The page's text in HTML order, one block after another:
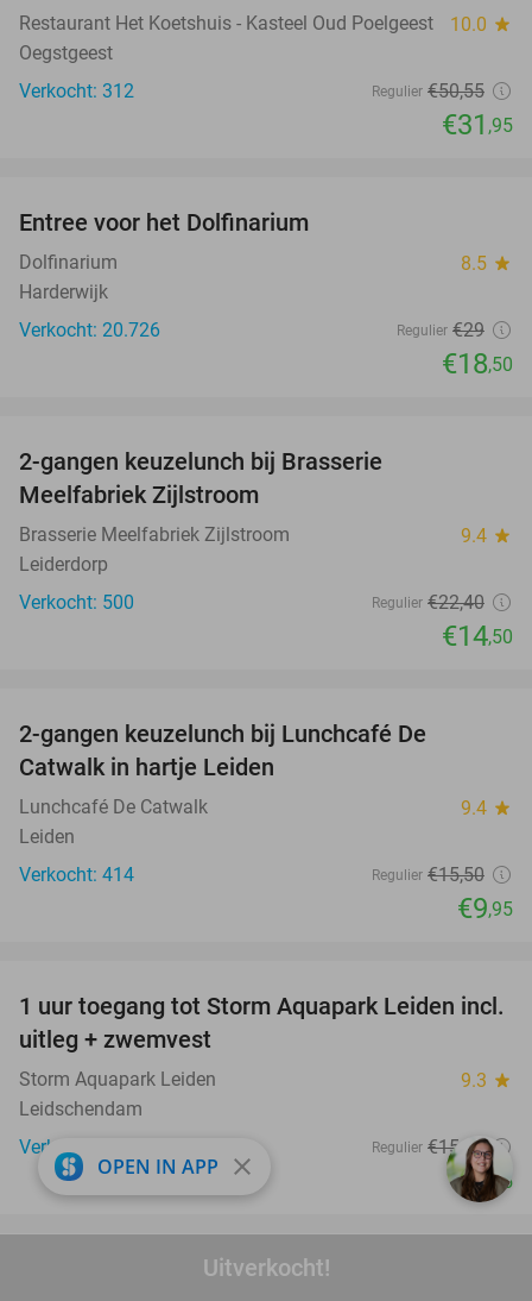
Uitverkocht!
Restaurant Het Koetshuis - Kasteel Oud Poelgeest 10.0 star
Oegstgeest
Verkocht: 312
Regulier €50,55
€31 ,95
Entree voor het Dolfinarium
Dolfinarium 8.5 star
Harderwijk
Verkocht: 20.726
Regulier €29
€18,50
2-gangen keuzelunch bij Brasserie
Meelfabriek Zijlstroom
Brasserie Meelfabriek Zijlstroom 9.4 star
Leiderdorp
Verkocht: 500
Regulier €22,40
€14,50
2-gangen keuzelunch bij Lunchcafé De
Catwalk in hartje Leiden
Lunchcafé De Catwalk 9.4 star
Leiden
Verkocht: 414
Regulier €15,50
€9,95
38%
1 uur toegang tot Storm Aquapark Leiden incl.
uitleg + zwemvest
Storm Aquapark Leiden 9.3 star
Leidschendam
Verkocht: 4.525
Regulier €15 ,95
€9 ,95
Entree tot Familiepark Drievliet
OPEN IN APP close